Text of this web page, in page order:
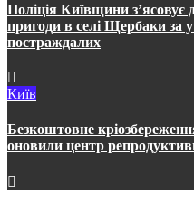
Поліція Київщини з’ясовує
пригоди в селі Щербаки за
постраждалих
Київ
Безкоштовне
оновили центр